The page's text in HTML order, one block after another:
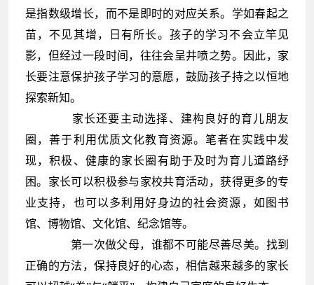
是指数级增长，而不是即时的对应关系。学如春起之
苗，不见其增，日有所长。孩子的学习不会立竿见
影，但经过一段时间，往往会呈井喷之势。因此，家
长要注意保护孩子学习的意愿，鼓励孩子持之以恒地
探索新知。
家长还要主动选择、建构良好的育儿朋友
圈，善于利用优质文化教育资源。笔者在实践中发
现，积极、健康的家长圈有助于及时为育儿道路纾
困。家长可以积极参与家校共育活动，获得更多的专
业支持，也可以多利用好身边的社会资源，如图书
馆、博物馆、文化馆、纪念馆等。
第一次做父母，谁都不可能尽善尽美。找到
正确的方法，保持良好的心态，相信越来越多的家长